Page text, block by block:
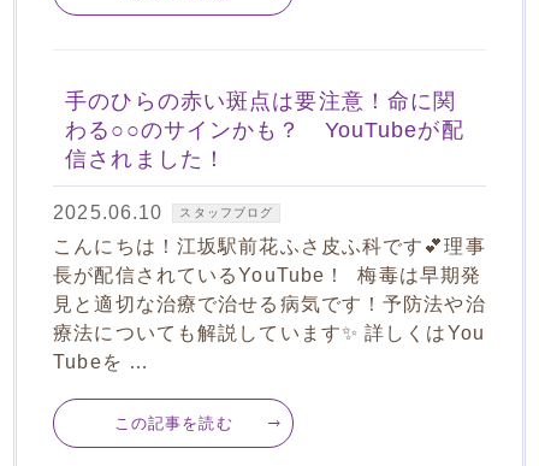
手のひらの赤い斑点は要注意！命に関
わる○○のサインかも？ YouTubeが配
信されました！
2025.06.10 スタッフブログ
こんにちは！江坂駅前花ふさ皮ふ科です💕理事
長が配信されているYouTube！ 梅毒は早期発
見と適切な治療で治せる病気です！予防法や治
療法についても解説しています✨ 詳しくはYou
Tubeを …
この記事を読む